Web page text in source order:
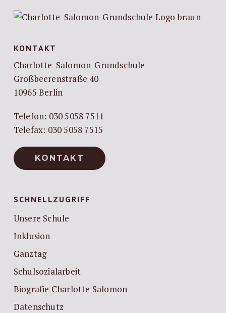
KONTAKT
Charlotte-Salomon-Grundschule
Großbeerenstraße 40
10965 Berlin
Telefon: 030 5058 7511
Telefax: 030 5058 7515
KONTAKT
SCHNELLZUGRIFF
Unsere Schule
Inklusion
Ganztag
Schulsozialarbeit
Biografie Charlotte Salomon
Datenschutz